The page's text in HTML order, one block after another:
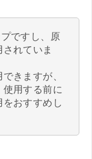
ですし、原
れていま
きますが、
用する前に
おすすめし